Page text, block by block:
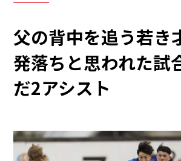
父の背中を追う若き
発落ちと思われた試
だ2アシスト